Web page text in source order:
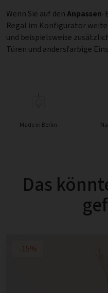
Wenn Sie auf denAnpassen-
Regal im Konfigurator
und beispielsweise
Türen und andersfarbige
Made in Berlin
Das
-15%